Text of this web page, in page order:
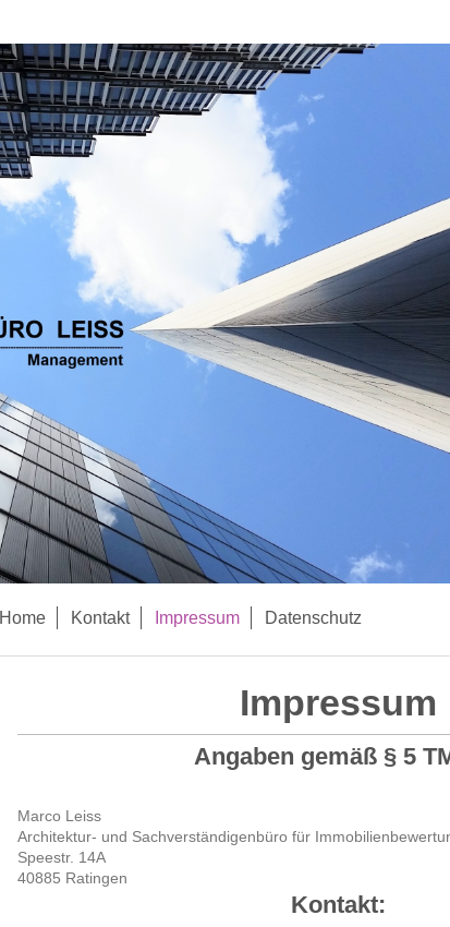
Home Kontakt Impressum Datenschutz
Impressum
Angaben gemäß § 5
Marco Leiss
Architektur- und Sachverständigenbüro für
Speestr. 14A
40885 Ratingen
Kontakt: